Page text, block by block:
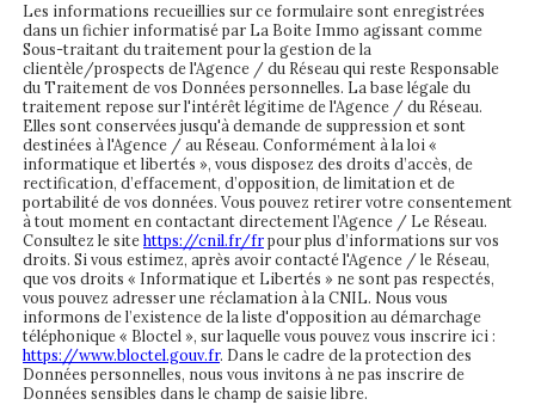
Les informations recueillies sur ce formulaire sont enregistrées
dans un fichier informatisé par La Boite Immo agissant comme
Sous-traitant du traitement pour la gestion de la
clientèle/prospects de l'Agence / du Réseau qui reste Responsable
du Traitement de vos Données personnelles. La base légale du
traitement repose sur l'intérêt légitime de l'Agence / du Réseau.
Elles sont conservées jusqu'à demande de suppression et sont
destinées à l'Agence / au Réseau. Conformément à la loi «
informatique et libertés », vous disposez des droits d’accès, de
rectification, d’effacement, d’opposition, de limitation et de
portabilité de vos données. Vous pouvez retirer votre consentement
à tout moment en contactant directement l’Agence / Le Réseau.
Consultez le sitehttps://cnil.fr/frpour plus d’informations sur vos
droits. Si vous estimez, après avoir contacté l'Agence / le Réseau,
que vos droits « Informatique et Libertés » ne sont pas respectés,
vous pouvez adresser une réclamation à la CNIL. Nous vous
informons de l’existence de la liste d'opposition au démarchage
téléphonique « Bloctel », sur laquelle vous pouvez vous inscrire ici :
https://www.bloctel.gouv.fr. Dans le cadre de la protection des
Données personnelles, nous vous invitons à ne pas inscrire de
Données sensibles dans le champ de saisie libre.